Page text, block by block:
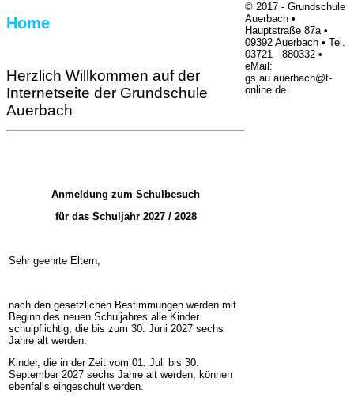
Home
Herzlich Willkommen auf der
Internetseite der Grundschule
Auerbach
Anmeldung zum Schulbesuch
für das Schuljahr 2027 / 2028
Sehr geehrte Eltern,
nach den gesetzlichen Bestimmungen werden mit
Beginn des neuen Schuljahres alle Kinder
schulpflichtig, die bis zum 30. Juni 2027 sechs
Jahre alt werden.
Kinder, die in der Zeit vom 01. Juli bis 30.
September 2027 sechs Jahre alt werden, können
ebenfalls eingeschult werden.
© 2017 - Grundschule
Auerbach •
Hauptstraße 87a •
09392 Auerbach • Tel.
03721 - 880332 •
eMail:
gs.au.auerbach@t-
online.de